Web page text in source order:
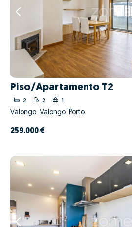
Piso/Apartamento T2
2 2 1
Valongo, Valongo, Porto
259.000 €